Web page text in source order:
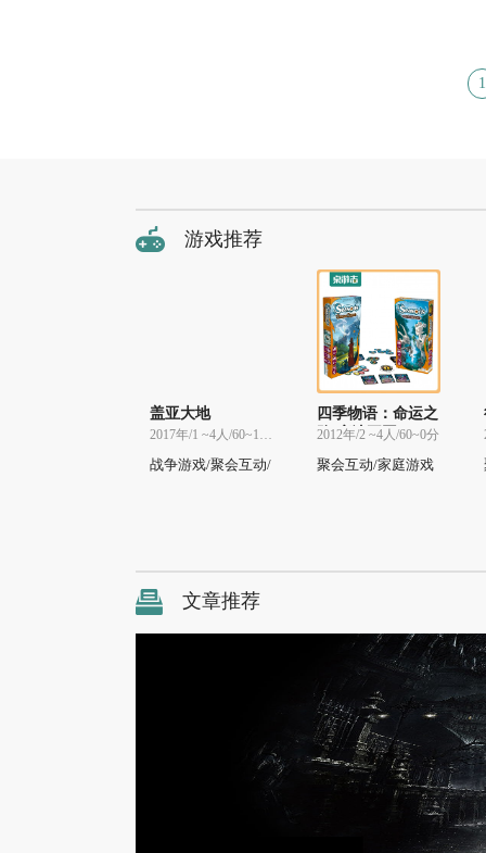
1
游戏推荐
盖亚大地
2017年/1 ~4人/60~150分
战争游戏/聚会互动/
四季物语：命运之
路/魔法王国
2012年/2 ~4人/60~0分
聚会互动/家庭游戏
文章推荐